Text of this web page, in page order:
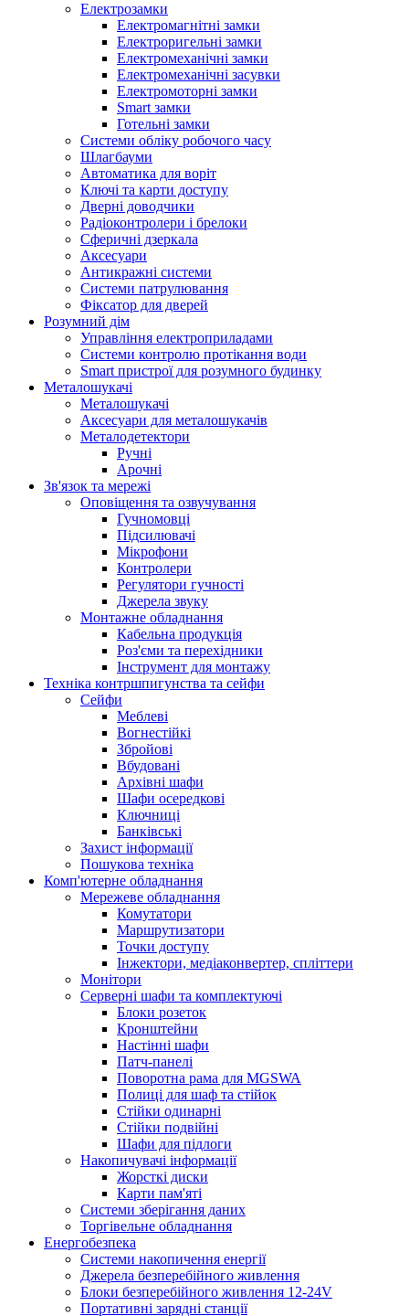
Електрозамки
Електромагнітні замки
Електроригельні замки
Електромеханічні замки
Електромеханічні засувки
Електромоторні замки
Smart замки
Готельні замки
Системи обліку робочого часу
Шлагбауми
Автоматика для воріт
Ключі та карти доступу
Дверні доводчики
Радіоконтролери і брелоки
Сферичні дзеркала
Аксесуари
Антикражні системи
Системи патрулювання
Фіксатор для дверей
Розумний дім
Управління електроприладами
Системи контролю протікання води
Smart пристрої для розумного будинку
Металошукачі
Металошукачі
Аксесуари для металошукачів
Металодетектори
Ручні
Арочні
Зв'язок та мережі
Оповіщення та озвучування
Гучномовці
Підсилювачі
Мікрофони
Контролери
Регулятори гучності
Джерела звуку
Монтажне обладнання
Кабельна продукція
Роз'єми та перехідники
Інструмент для монтажу
Техніка контршпигунства та сейфи
Сейфи
Меблеві
Вогнестійкі
Збройові
Вбудовані
Архівні шафи
Шафи осередкові
Ключниці
Банківські
Захист інформації
Пошукова техніка
Комп'ютерне обладнання
Мережеве обладнання
Комутатори
Маршрутизатори
Точки доступу
Інжектори, медіаконвертер, спліттери
Монітори
Серверні шафи та комплектуючі
Блоки розеток
Кронштейни
Настінні шафи
Патч-панелі
Поворотна рама для MGSWA
Полиці для шаф та стійок
Стійки одинарні
Стійки подвійні
Шафи для підлоги
Накопичувачі інформації
Жорсткі диски
Карти пам'яті
Системи зберігання даних
Торгівельне обладнання
Енергобезпека
Системи накопичення енергії
Джерела безперебійного живлення
Блоки безперебійного живлення 12-24V
Портативні зарядні станції